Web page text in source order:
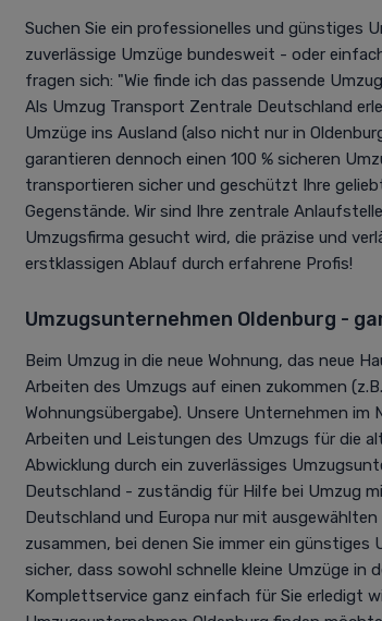
Suchen Sie ein professionelles und günstiges
zuverlässige Umzüge bundesweit - oder
fragen sich: "Wie finde ich das passende
Als Umzug Transport Zentrale Deutschland
Umzüge ins Ausland (also nicht nur in
garantieren dennoch einen 100 % sicheren
transportieren sicher und geschützt Ihre
Gegenstände. Wir sind Ihre zentrale
Umzugsfirma gesucht wird, die präzise und
erstklassigen Ablauf durch erfahrene Profis!
Umzugsunternehmen Oldenburg -
Beim Umzug in die neue Wohnung, das neue
Arbeiten des Umzugs auf einen zukommen
Wohnungsübergabe). Unsere Unternehmen im
Arbeiten und Leistungen des Umzugs für die
Abwicklung durch ein zuverlässiges
Deutschland - zuständig für Hilfe bei Umzug
Deutschland und Europa nur mit
zusammen, bei denen Sie immer ein
sicher, dass sowohl schnelle kleine Umzüge in
Komplettservice ganz einfach für Sie erledigt